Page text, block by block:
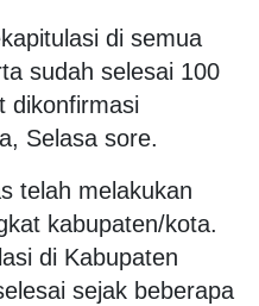
di semua
sudah selesai 100
dikonfirmasi
Selasa sore.
telah melakukan
kabupaten/kota.
di Kabupaten
sejak beberapa